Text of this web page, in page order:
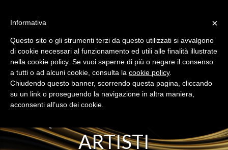
Menù
HAI UN CODICE? SEI UN ARTISTA?
ARTISTI
×
Informativa
Questo sito o gli strumenti terzi da questo utilizzati si avvalgono
di cookie necessari al funzionamento ed utili alle finalità illustrate
nella cookie policy. Se vuoi saperne di più o negare il consenso
a tutti o ad alcuni cookie, consulta la cookie policy.
Chiudendo questo banner, scorrendo questa pagina, cliccando
su un link o proseguendo la navigazione in altra maniera,
acconsenti all’uso dei cookie.